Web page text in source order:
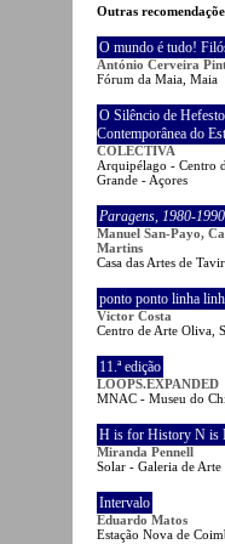
Outras
O mundo é tudo!
António Cerveira
Fórum da Maia, Maia
O Silêncio de
Contemporânea do
COLECTIVA
Arquipélago - Centro
Grande - Açores
Paragens, 1980-1990
Manuel San-Payo,
Martins
Casa das Artes de
ponto ponto linha
Victor Costa
Centro de Arte Oliva,
11.ª edição
LOOPS.EXPANDED
MNAC - Museu do
H is for History N is
Miranda Pennell
Solar - Galeria de
Intervalo
Eduardo Matos
Estação Nova de